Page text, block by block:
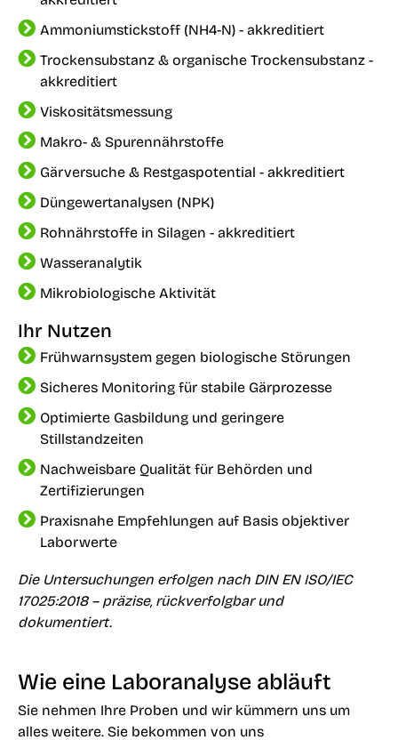
Ammoniumstickstoff (NH4-N) - akkreditiert
Trockensubstanz & organische Trockensubstanz -
akkreditiert
Viskositätsmessung
Makro- & Spurennährstoffe
Gärversuche & Restgaspotential - akkreditiert
Düngewertanalysen (NPK)
Rohnährstoffe in Silagen - akkreditiert
Wasseranalytik
Mikrobiologische Aktivität
Ihr Nutzen
Frühwarnsystem gegen biologische Störungen
Sicheres Monitoring für stabile Gärprozesse
Optimierte Gasbildung und geringere
Stillstandzeiten
Nachweisbare Qualität für Behörden und
Zertifizierungen
Praxisnahe Empfehlungen auf Basis objektiver
Laborwerte
Die Untersuchungen erfolgen nach DIN EN ISO/IEC
17025:2018 – präzise, rückverfolgbar und
dokumentiert.
Wie eine Laboranalyse abläuft
Sie nehmen Ihre Proben und wir kümmern uns um
alles weitere. Sie bekommen von uns